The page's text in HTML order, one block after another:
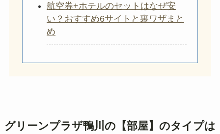
航空券+ホテルのセットはなぜ安
い？おすすめ6サイトと裏ワザまと
め
グリーンプラザ鴨川の【部屋】のタイプは